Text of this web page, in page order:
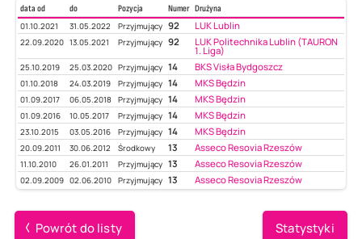
data od do Pozycja Numer Drużyna
01.10.2021
31.05.2022 Przyjmujący 92 LUK Lublin
22.09.2020 13.05.2021 Przyjmujący 92 LUK Politechnika Lublin (TAURON
1. Liga)
25.10.2019 25.03.2020 Przyjmujący 14 BKS Visła Bydgoszcz
01.10.2018 24.03.2019 Przyjmujący 14 MKS Będzin
01.09.2017 06.05.2018 Przyjmujący 14 MKS Będzin
01.09.2016 10.05.2017 Przyjmujący 14 MKS Będzin
23.10.2015 03.05.2016 Przyjmujący 14 MKS Będzin
20.09.2011 30.06.2012 Środkowy 13 Asseco Resovia Rzeszów
11.10.2010 26.01.2011 Przyjmujący 13 Asseco Resovia Rzeszów
02.09.2009 02.06.2010 Przyjmujący 13 Asseco Resovia Rzeszów
Powrót do listy Statystyki